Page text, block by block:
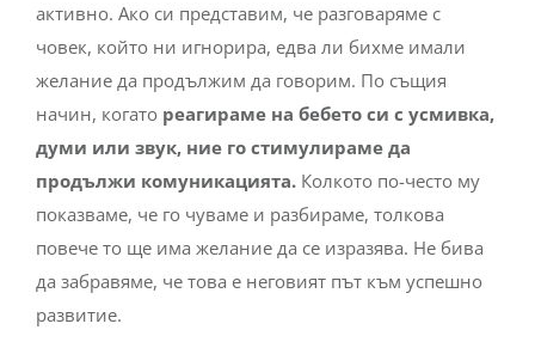
активно. Ако си представим, че разговаряме с
човек, който ни игнорира, едва ли бихме имали
желание да продължим да говорим. По същия
начин, когато реагираме на бебето си с усмивка,
думи или звук, ние го стимулираме да
продължи комуникацията.Колкото по-често му
показваме, че го чуваме и разбираме, толкова
повече то ще има желание да се изразява. Не бива
да забравяме, че това е неговият път към успешно
развитие.